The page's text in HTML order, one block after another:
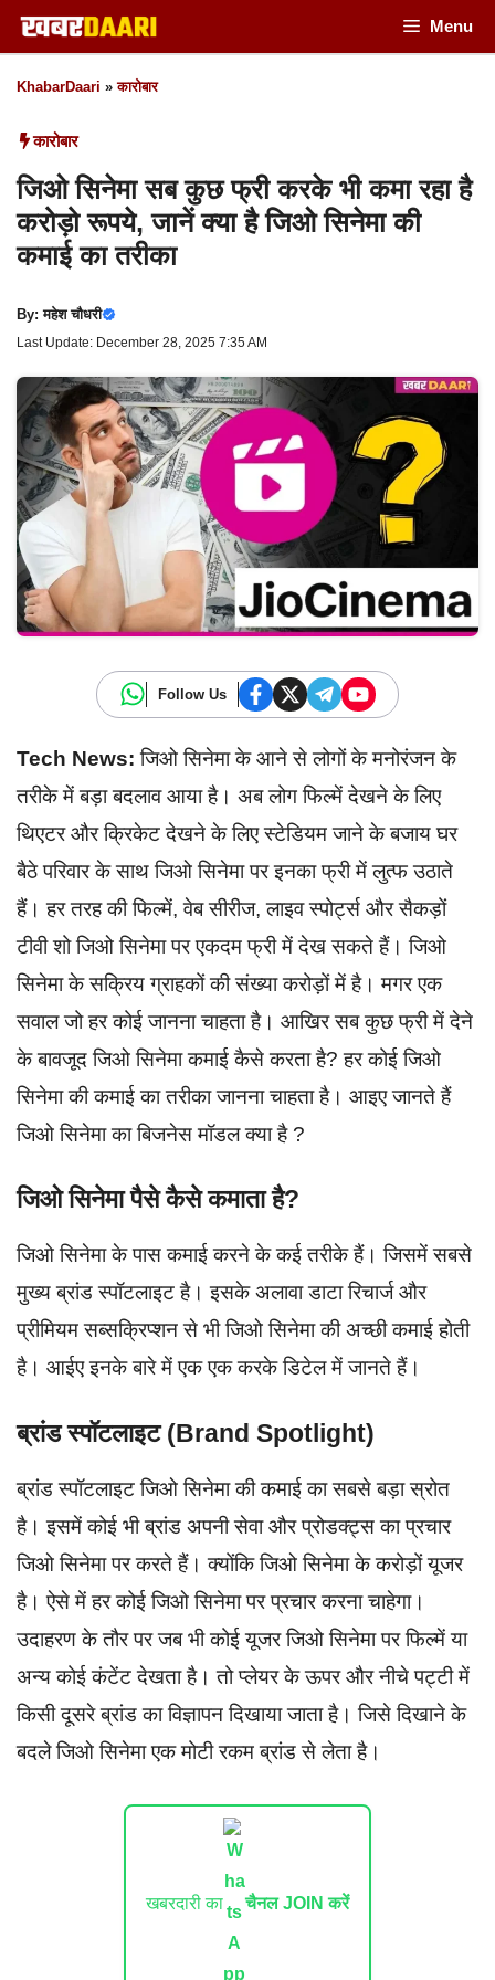
Skip
to
content
Menu
KhabarDaari »कारोबार
कारोबार
जिओ सिनेमा सब कुछ फ्री करके भी कमा रहा है
करोड़ो रूपये, जानें क्या है जिओ सिनेमा की
कमाई का तरीका
By:महेश चौधरी
Last Update: December 28, 2025 7:35 AM
Follow Us
Tech News: जिओ सिनेमा के आने से लोगों के मनोरंजन के
तरीके में बड़ा बदलाव आया है। अब लोग फिल्में देखने के लिए
थिएटर और क्रिकेट देखने के लिए स्टेडियम जाने के बजाय घर
बैठे परिवार के साथ जिओ सिनेमा पर इनका फ्री में लुत्फ उठाते
हैं। हर तरह की फिल्में, वेब सीरीज, लाइव स्पोर्ट्स और सैकड़ों
टीवी शो जिओ सिनेमा पर एकदम फ्री में देख सकते हैं। जिओ
सिनेमा के सक्रिय ग्राहकों की संख्या करोड़ों में है। मगर एक
सवाल जो हर कोई जानना चाहता है। आखिर सब कुछ फ्री में देने
के बावजूद जिओ सिनेमा कमाई कैसे करता है? हर कोई जिओ
सिनेमा की कमाई का तरीका जानना चाहता है। आइए जानते हैं
जिओ सिनेमा का बिजनेस मॉडल क्या है ?
जिओ सिनेमा पैसे कैसे कमाता है?
जिओ सिनेमा के पास कमाई करने के कई तरीके हैं। जिसमें सबसे
मुख्य ब्रांड स्पॉटलाइट है। इसके अलावा डाटा रिचार्ज और
प्रीमियम सब्सक्रिप्शन से भी जिओ सिनेमा की अच्छी कमाई होती
है। आईए इनके बारे में एक एक करके डिटेल में जानते हैं।
ब्रांड स्पॉटलाइट (Brand Spotlight)
ब्रांड स्पॉटलाइट जिओ सिनेमा की कमाई का सबसे बड़ा स्रोत
है। इसमें कोई भी ब्रांड अपनी सेवा और प्रोडक्ट्स का प्रचार
जिओ सिनेमा पर करते हैं। क्योंकि जिओ सिनेमा के करोड़ों यूजर
है। ऐसे में हर कोई जिओ सिनेमा पर प्रचार करना चाहेगा।
उदाहरण के तौर पर जब भी कोई यूजर जिओ सिनेमा पर फिल्में या
अन्य कोई कंटेंट देखता है। तो प्लेयर के ऊपर और नीचे पट्टी में
किसी दूसरे ब्रांड का विज्ञापन दिखाया जाता है। जिसे दिखाने के
बदले जिओ सिनेमा एक मोटी रकम ब्रांड से लेता है।
खबरदारी का चैनल JOIN करें